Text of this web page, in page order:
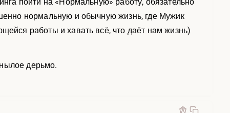
нормальную и обычную жизнь, где Мужик
работы и хавать всё, что даёт нам жизнь)
дерьмо.